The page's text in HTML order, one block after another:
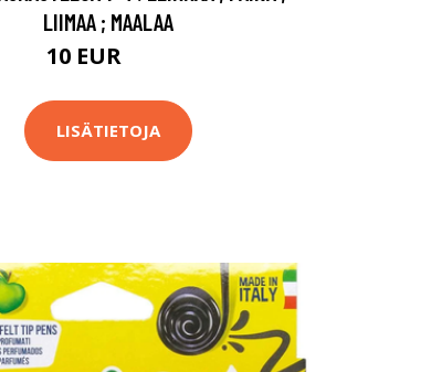
LIIMAA ; MAALAA
10 EUR
LISÄTIETOJA